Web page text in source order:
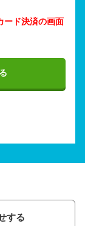
ード決済の画面
する